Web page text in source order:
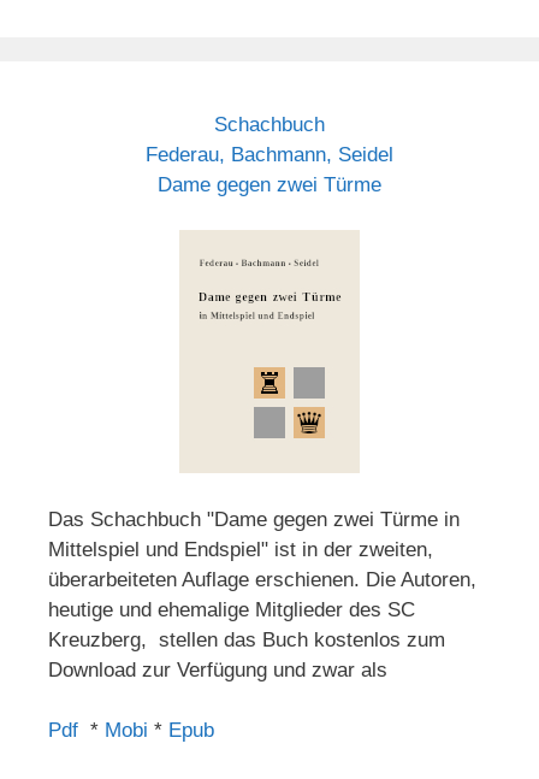
Schachbuch
Federau, Bachmann, Seidel
Dame gegen zwei Türme
Das Schachbuch "Dame gegen zwei Türme in
Mittelspiel und Endspiel" ist in der zweiten,
überarbeiteten Auflage erschienen. Die Autoren,
heutige und ehemalige Mitglieder des SC
Kreuzberg, stellen das Buch kostenlos zum
Download zur Verfügung und zwar als
Pdf * Mobi * Epub